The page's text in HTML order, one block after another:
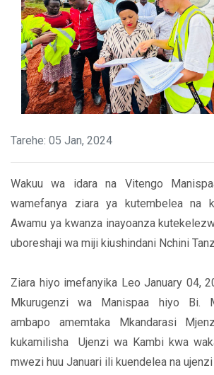
Tarehe: 05 Jan, 2024
Wakuu wa idara na Vitengo
wamefanya ziara ya kutembelea na
Awamu ya kwanza inayoanza
uboreshaji wa miji kiushindani Nchini
Ziara hiyo imefanyika Leo January 04,
Mkurugenzi wa Manispaa hiyo Bi.
ambapo amemtaka Mkandarasi
kukamilisha Ujenzi wa Kambi kwa
mwezi huu Januari ili kuendelea na